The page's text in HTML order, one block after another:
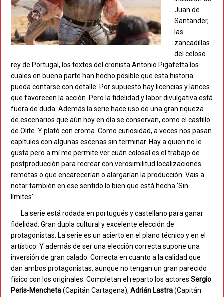
Juan de
Santander,
las
zancadillas
del celoso
rey de Portugal, los textos del cronista Antonio Pigafetta los
cuales en buena parte han hecho posible que esta historia
pueda contarse con detalle. Por supuesto hay licencias y lances
que favorecen la acción. Pero la fidelidad y labor divulgativa está
fuera de duda. Además la serie hace uso de una gran riqueza
de escenarios que aún hoy en día se conservan, como el castillo
de Olite. Y plató con croma. Como curiosidad, a veces nos pasan
capítulos con algunas escenas sin terminar. Hay a quien no le
gusta pero a mí me permite ver cuán colosal es el trabajo de
postproducción para recrear con verosimilitud localizaciones
remotas o que encarecerían o alargarían la producción. Vais a
notar también en ese sentido lo bien que está hecha ‘Sin
límites’.
La serie está rodada en portugués y castellano para ganar
fidelidad. Gran dupla cultural y excelente elección de
protagonistas. La serie es un acierto en el plano técnico y en el
artístico. Y además de ser una elección correcta supone una
inversión de gran calado. Correcta en cuanto a la calidad que
dan ambos protagonistas, aunque no tengan un gran parecido
físico con los originales. Completan el reparto los actores Sergio
Peris-Mencheta(Capitán Cartagena), Adrián Lastra(Capitán